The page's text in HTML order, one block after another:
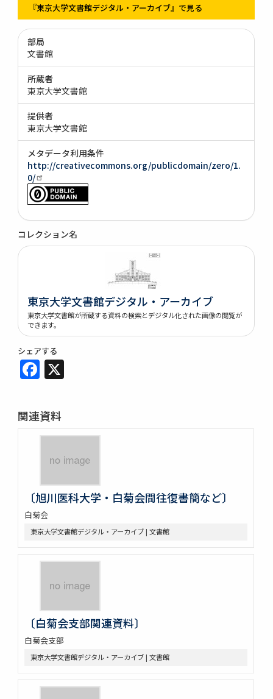
『東京大学文書館デジタル・アーカイブ』で見る
部局
文書館
所蔵者
東京大学文書館
提供者
東京大学文書館
メタデータ利用条件
http://creativecommons.org/publicdomain/zero/1.
0/
コレクション名
東京大学文書館デジタル・アーカイブ
東京大学文書館が所蔵する資料の検索とデジタル化された画像の閲覧が
できます。
シェアする
Facebook
関連資料
〔旭川医科大学・白菊会間往復書簡など〕
白菊会
東京大学文書館デジタル・アーカイブ | 文書館
〔白菊会支部関連資料〕
白菊会支部
東京大学文書館デジタル・アーカイブ | 文書館